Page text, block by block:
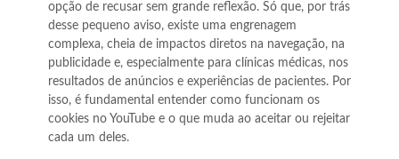
opção de recusar sem grande reflexão. Só que, por trás
desse pequeno aviso, existe uma engrenagem
complexa, cheia de impactos diretos na navegação, na
publicidade e, especialmente para clínicas médicas, nos
resultados de anúncios e experiências de pacientes. Por
isso, é fundamental entender como funcionam os
cookies no YouTube e o que muda ao aceitar ou rejeitar
cada um deles.